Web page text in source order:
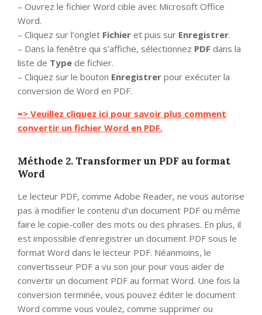
– Ouvrez le fichier Word cible avec Microsoft Office
Word.
– Cliquez sur l’onglet Fichier et puis sur Enregistrer.
– Dans la fenêtre qui s’affiche, sélectionnez PDF dans la
liste de Type de fichier.
– Cliquez sur le bouton Enregistrer pour exécuter la
conversion de Word en PDF.
=> Veuillez cliquez ici pour savoir plus comment
convertir un fichier Word en PDF.
Méthode 2. Transformer un PDF au format
Word
Le lecteur PDF, comme Adobe Reader, ne vous autorise
pas à modifier le contenu d’un document PDF ou même
faire le copie-coller des mots ou des phrases. En plus, il
est impossible d’enregistrer un document PDF sous le
format Word dans le lecteur PDF. Néanmoins, le
convertisseur PDF a vu son jour pour vous aider de
convertir un document PDF au format Word. Une fois la
conversion terminée, vous pouvez éditer le document
Word comme vous voulez, comme supprimer ou